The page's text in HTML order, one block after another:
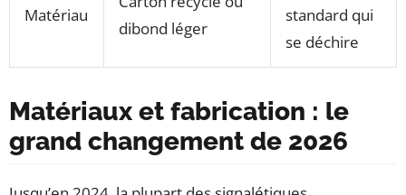
Matériau
dibond léger
standard qui
se déchire
Matériaux et fabrication : le
grand changement de 2026